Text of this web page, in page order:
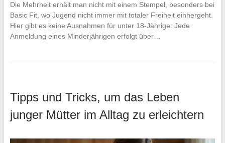
Die Mehrheit erhält man nicht mit einem Stempel, besonders bei
Basic Fit, wo Jugend nicht immer mit totaler Freiheit einhergeht.
Hier gibt es keine Ausnahmen für unter 18-Jährige: Jede
Anmeldung eines Minderjährigen erfolgt über…
Tipps und Tricks, um das Leben
junger Mütter im Alltag zu erleichtern